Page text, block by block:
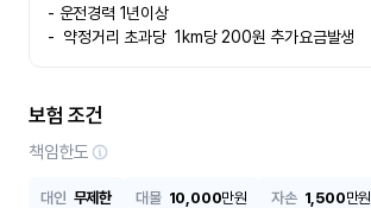
- 운전경력 1년이상
-  약정거리 초과당  1km당 200원 추가요금발생
보험 조건
책임한도
대인 무제한 대물 10,000만원 자손 1,500만원